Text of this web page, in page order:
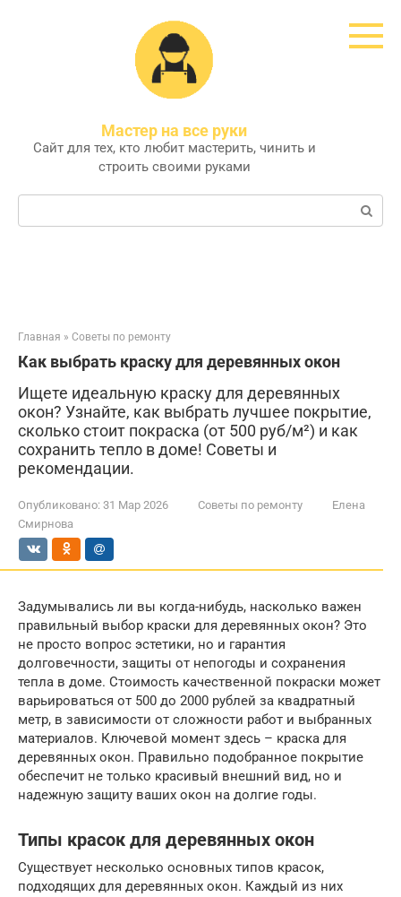
Мастер на все руки
Сайт для тех, кто любит мастерить, чинить и
строить своими руками
Поиск:
Главная » Советы по ремонту
Как выбрать краску для деревянных окон
Ищете идеальную краску для деревянных
окон? Узнайте, как выбрать лучшее покрытие,
сколько стоит покраска (от 500 руб/м²) и как
сохранить тепло в доме! Советы и
рекомендации.
Опубликовано: 31 Мар 2026 Советы по ремонту
Елена
Смирнова
Задумывались ли вы когда-нибудь, насколько важен
правильный выбор краски для деревянных окон? Это
не просто вопрос эстетики, но и гарантия
долговечности, защиты от непогоды и сохранения
тепла в доме. Стоимость качественной покраски может
варьироваться от 500 до 2000 рублей за квадратный
метр, в зависимости от сложности работ и выбранных
материалов. Ключевой момент здесь – краска для
деревянных окон. Правильно подобранное покрытие
обеспечит не только красивый внешний вид, но и
надежную защиту ваших окон на долгие годы.
Типы красок для деревянных окон
Существует несколько основных типов красок,
подходящих для деревянных окон. Каждый из них